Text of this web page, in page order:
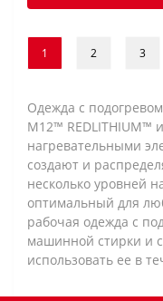
1 2 3
Одежда с
M12™ REDLITHIUM™
нагревательными
создают и
несколько уровней
оптимальный для
рабочая одежда с
машинной стирки и
использовать ее в